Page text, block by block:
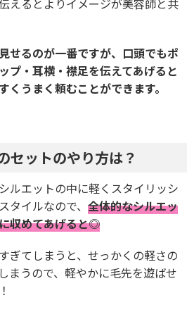
えるとよりイメージが美容師と共
せるのが一番ですが、口頭でもポ
プ・耳横・襟足を伝えてあげると
くうまく頼むことができます。
セットのやり方は？
ルエットの中に軽くスタイリッシ
タイルなので、 全体的なシルエッ
収めてあげると◎
ぎてしまうと、せっかくの軽さの
まうので、軽やかに毛先を遊ばせ